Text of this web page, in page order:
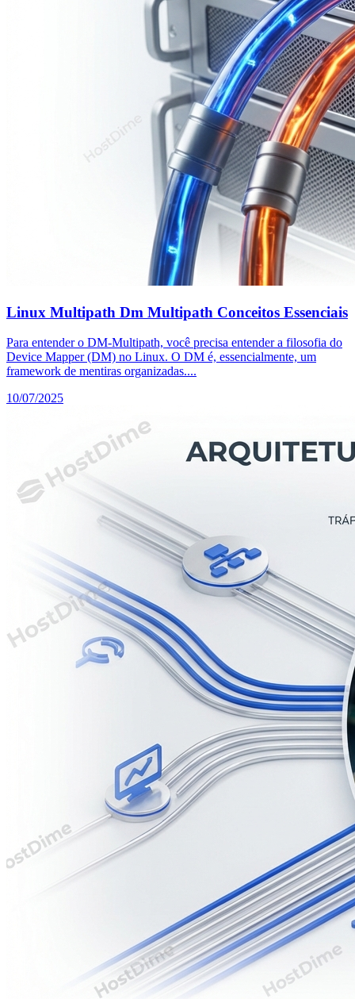
Linux Multipath Dm Multipath Conceitos Essenciais
Para entender o DM-Multipath, você precisa entender a filosofia do
Device Mapper (DM) no Linux. O DM é, essencialmente, um
framework de mentiras organizadas....
10/07/2025